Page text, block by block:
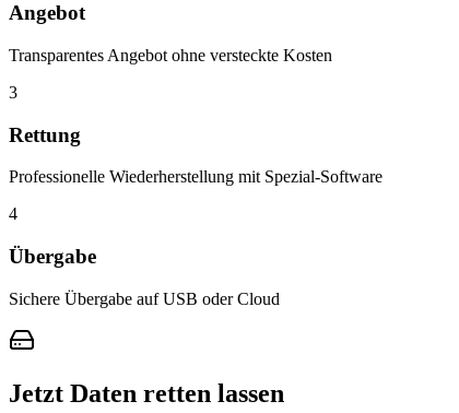
Angebot
Transparentes Angebot ohne versteckte Kosten
3
Rettung
Professionelle Wiederherstellung mit Spezial-Software
4
Übergabe
Sichere Übergabe auf USB oder Cloud
Jetzt Daten retten lassen